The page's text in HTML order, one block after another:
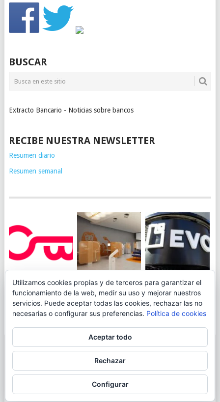
BUSCAR
Extracto Bancario - Noticias sobre bancos
RECIBE NUESTRA NEWSLETTER
Resumen diario
Resumen semanal
JUEGA AL
CANICÓDROMO
DIGITAL DE
OPENBANK
ING TOCA SUELO EN
LA RENTABILIDAD
DE SU CUENTA
NARANJA: 0,01% TAE
EVO BANK
PERMITIRÁ
INGRESAR DINERO
DESDE LAS OFICINAS
© 2026BLOGAHORRO.
CONTACTA CON EL AUTOR
MAPA DE LA WEB
MÁS INFORMACIÓN SOBRE LAS COOKIES
POLÍTICA DE COOKIES
Utilizamos cookies propias y de terceros para garantizar el
funcionamiento de la web, medir su uso y mejorar nuestros
servicios. Puede aceptar todas las cookies, rechazar las no
necesarias o configurar sus preferencias. Política de cookies
Aceptar todo
Rechazar
Configurar